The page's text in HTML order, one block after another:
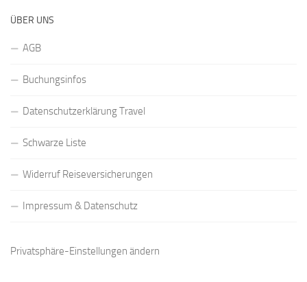
ÜBER UNS
AGB
Buchungsinfos
Datenschutzerklärung Travel
Schwarze Liste
Widerruf Reiseversicherungen
Impressum & Datenschutz
Privatsphäre-Einstellungen ändern